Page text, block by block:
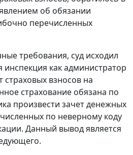
об обязании
перечисленных
требования, суд исходил
инспекция как администратор
взносов на
страхование обязана по
произвести зачет денежных
по неверному коду
Данный вывод является